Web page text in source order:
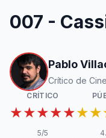
007 -
Pablo
Crítico de
CRÍTICO
★★★★★
5/5